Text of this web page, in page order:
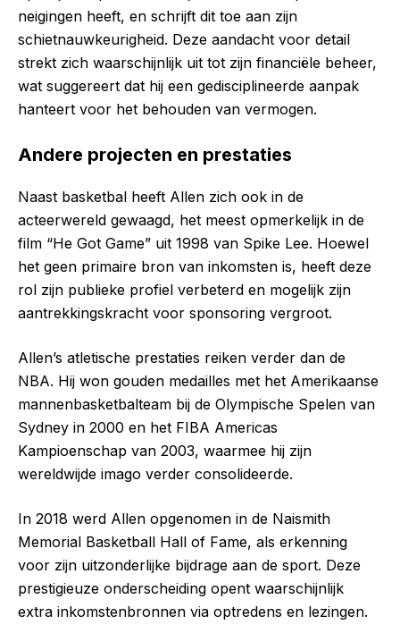
neigingen heeft, en schrijft dit toe aan zijn
schietnauwkeurigheid. Deze aandacht voor detail
strekt zich waarschijnlijk uit tot zijn financiële beheer,
wat suggereert dat hij een gedisciplineerde aanpak
hanteert voor het behouden van vermogen.
Andere projecten en prestaties
Naast basketbal heeft Allen zich ook in de
acteerwereld gewaagd, het meest opmerkelijk in de
film “He Got Game” uit 1998 van Spike Lee. Hoewel
het geen primaire bron van inkomsten is, heeft deze
rol zijn publieke profiel verbeterd en mogelijk zijn
aantrekkingskracht voor sponsoring vergroot.
Allen’s atletische prestaties reiken verder dan de
NBA. Hij won gouden medailles met het Amerikaanse
mannenbasketbalteam bij de Olympische Spelen van
Sydney in 2000 en het FIBA Americas
Kampioenschap van 2003, waarmee hij zijn
wereldwijde imago verder consolideerde.
In 2018 werd Allen opgenomen in de Naismith
Memorial Basketball Hall of Fame, als erkenning
voor zijn uitzonderlijke bijdrage aan de sport. Deze
prestigieuze onderscheiding opent waarschijnlijk
extra inkomstenbronnen via optredens en lezingen.